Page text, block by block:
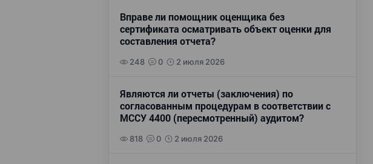
Вправе ли помощник оценщика без
сертификата осматривать объект оценки для
составления отчета?
248 0 2 июля 2026
Являются ли отчеты (заключения) по
согласованным процедурам в соответствии с
МССУ 4400 (пересмотренный) аудитом?
818 0 2 июля 2026